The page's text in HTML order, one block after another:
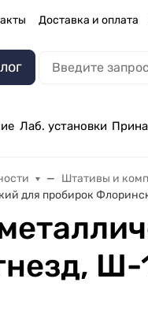
Доставка и оплата
Лаб. установки
Штативы и
для пробирок
Ш-